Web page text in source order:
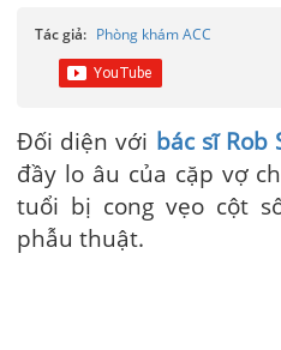
Tác giả: Phòng khám ACC
Đối diện với bác sĩ Rob
đầy lo âu của cặp vợ
tuổi bị cong vẹo cột
phẫu thuật.